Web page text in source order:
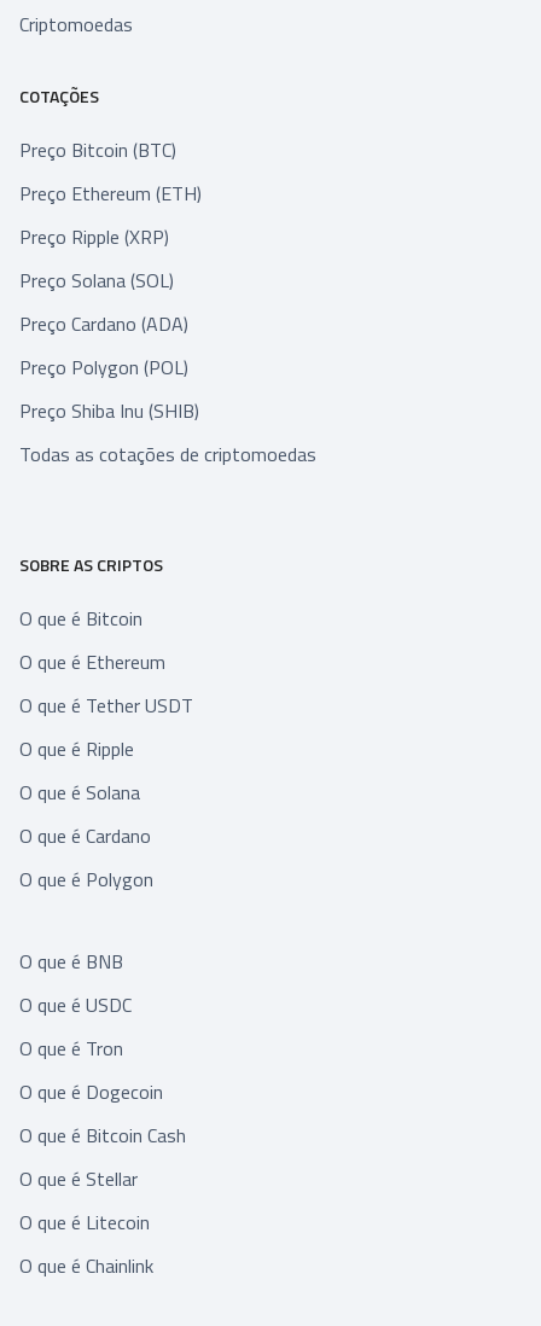
Criptomoedas
COTAÇÕES
Preço Bitcoin (BTC)
Preço Ethereum (ETH)
Preço Ripple (XRP)
Preço Solana (SOL)
Preço Cardano (ADA)
Preço Polygon (POL)
Preço Shiba Inu (SHIB)
Todas as cotações de criptomoedas
SOBRE AS CRIPTOS
O que é Bitcoin
O que é Ethereum
O que é Tether USDT
O que é Ripple
O que é Solana
O que é Cardano
O que é Polygon
O que é BNB
O que é USDC
O que é Tron
O que é Dogecoin
O que é Bitcoin Cash
O que é Stellar
O que é Litecoin
O que é Chainlink